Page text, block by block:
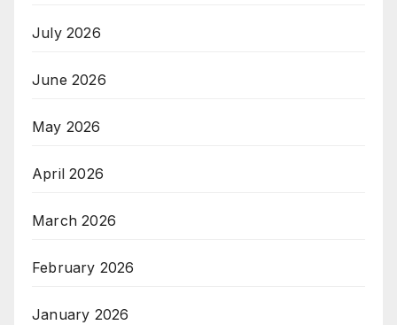
July 2026
June 2026
May 2026
April 2026
March 2026
February 2026
January 2026